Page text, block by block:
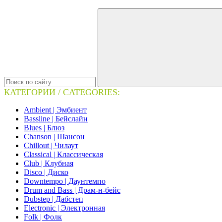
КАТЕГОРИИ / CATEGORIES:
Ambient | Эмбиент
Bassline | Бейслайн
Blues | Блюз
Chanson | Шансон
Chillout | Чилаут
Classical | Классическая
Club | Клубная
Disco | Диско
Downtempo | Даунтемпо
Drum and Bass | Драм-н-бейс
Dubstep | Дабстеп
Electronic | Электронная
Folk | Фолк